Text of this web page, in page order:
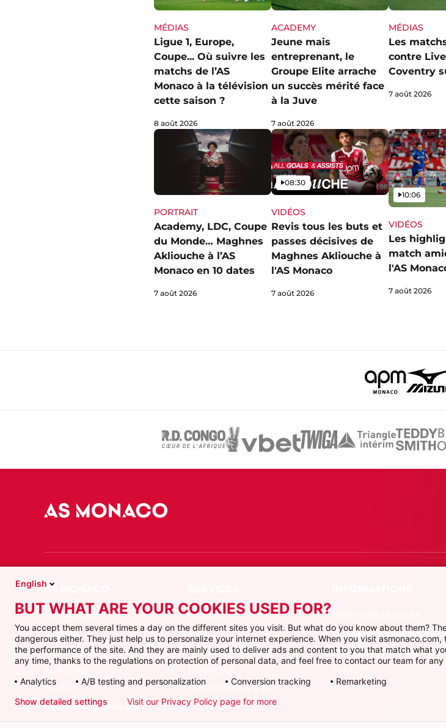
MÉDIAS
Ligue 1, Europe,
Coupe... Où suivre les
matchs de l’AS
Monaco à la télévision
cette saison ?
8 août 2026
ACADEMY
Jeune mais
entreprenant, le
Groupe Elite arrache
un succès mérité face
à la Juve
7 août 2026
MÉDIAS
Les
contre
Coventry
7 août 2026
PORTRAIT
Academy, LDC, Coupe
du Monde… Maghnes
Akliouche à l’AS
Monaco en 10 dates
7 août 2026
VIDÉOS
Revis tous les buts et
passes décisives de
Maghnes Akliouche à
l'AS Monaco
Vidéo
08:30
7 août 2026
VIDÉOS
Les
match
l'AS
Vidéo
10:06
7 août 2026
ACTUALITÉS
VIDÉOS
ÉQUIPE PRO
CLUB
LIGUE 1 MCDONALD'S
CONTACT
FAQ
FAQ BILLETTERIE
HOSPITALITÉS & VIP
DONNÉES
PRÉFÉRENCES COOKIES
English
BUT WHAT ARE YOUR COOKIES USED FOR?
You accept them several times a day on the different sites you visit. But what do you know about them?
dangerous either. They just help us to personalize your internet experience. When you visit
the performance of the site. And they are mainly used to deliver ads and content to you that match what
any time, thanks to the regulations on protection of personal data, and feel free to contact our team for
Analytics
A/B testing and personalization Conversion tracking Remarketing
Show detailed settings Visit our Privacy Policy page for more